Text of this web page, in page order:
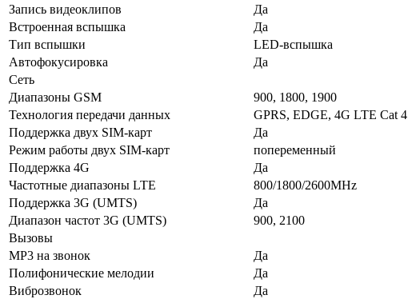
Запись видеоклипов
Да
Встроенная вспышка
Да
Тип вспышки
LED-вспышка
Автофокусировка
Да
Сеть
Диапазоны GSM
900, 1800, 1900
Технология передачи данных
GPRS, EDGE, 4G LTE Cat 4
Поддержка двух SIM-карт
Да
Режим работы двух SIM-карт
попеременный
Поддержка 4G
Да
Частотные диапазоны LTE
800/1800/2600MHz
Поддержка 3G (UMTS)
Да
Диапазон частот 3G (UMTS)
900, 2100
Вызовы
MP3 на звонок
Да
Полифонические мелодии
Да
Виброзвонок
Да